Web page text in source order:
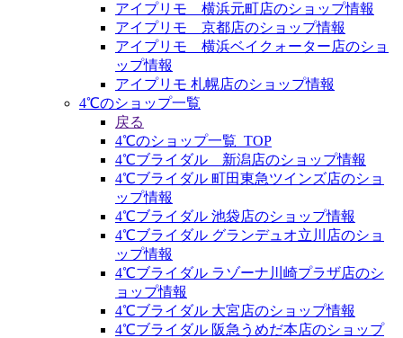
アイプリモ 横浜元町店のショップ情報
アイプリモ 京都店のショップ情報
アイプリモ 横浜ベイクォーター店のショ
ップ情報
アイプリモ 札幌店のショップ情報
4℃のショップ一覧
戻る
4℃のショップ一覧_TOP
4℃ブライダル 新潟店のショップ情報
4℃ブライダル 町田東急ツインズ店のショ
ップ情報
4℃ブライダル 池袋店のショップ情報
4℃ブライダル グランデュオ立川店のショ
ップ情報
4℃ブライダル ラゾーナ川崎プラザ店のシ
ョップ情報
4℃ブライダル 大宮店のショップ情報
4℃ブライダル 阪急うめだ本店のショップ